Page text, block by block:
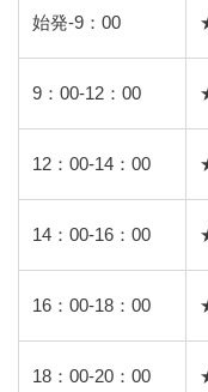
始発-9：00
9：00-12：00
12：00-14：00
14：00-16：00
16：00-18：00
18：00-20：00